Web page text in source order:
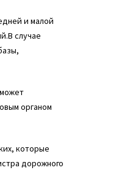
и малой
случае
органом
которые
дорожного